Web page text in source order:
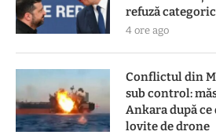
refuză categoric
4 ore ago
Conflictul din
sub control:
Ankara după ce
lovite de drone